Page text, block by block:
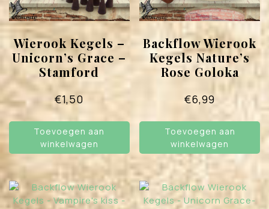
Wierook Kegels –
Unicorn’s Grace –
Stamford
€1,50
Toevoegen aan
winkelwagen
Backflow Wierook
Kegels Nature’s
Rose Goloka
€6,99
Toevoegen aan
winkelwagen